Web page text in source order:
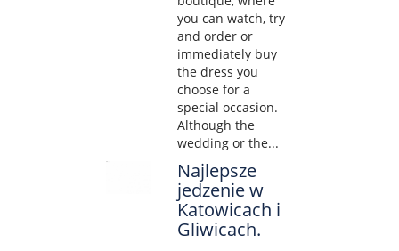
you can watch, try
and order or
immediately buy
the dress you
choose for a
special occasion.
Although the
wedding or the...
Najlepsze
jedzenie w
Katowicach i
Gliwicach.